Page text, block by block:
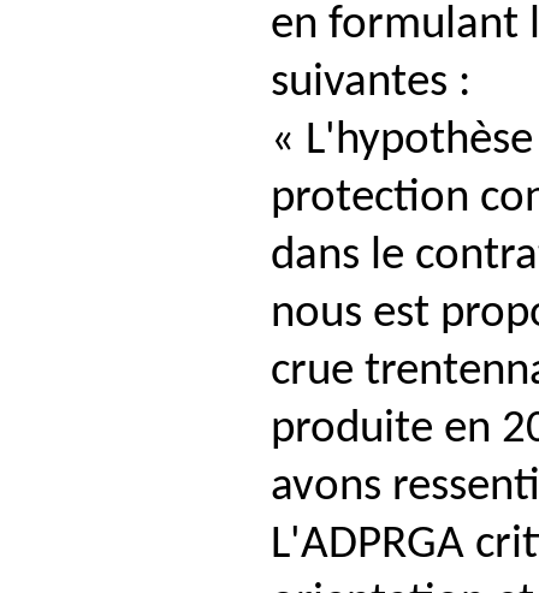
en formulant
suivantes :
«
protection
dans le
nous est
crue
produite en
avons
L'ADPRGA